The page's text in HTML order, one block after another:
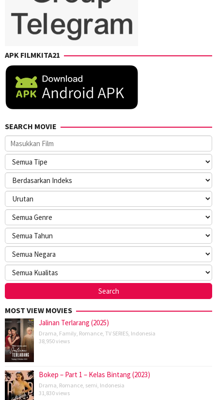
APK FILMKITA21
SEARCH MOVIE
MOST VIEW MOVIES
Jalinan Terlarang (2025)
Drama Family Romance TV SERIES Indonesia
38,950 views
Bokep – Part 1 – Kelas Bintang (2023)
Drama Romance semi Indonesia
31,830 views